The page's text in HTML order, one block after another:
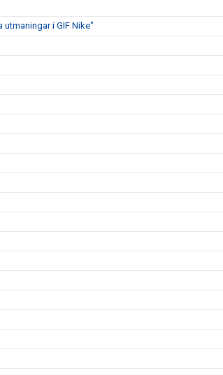
utmaningar i GIF Nike"